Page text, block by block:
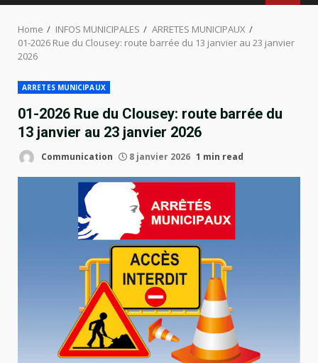
Home INFOS MUNICIPALES
ARRETES MUNICIPAUX
01-2026 Rue du Clousey: route barrée du 13 janvier au 23 janvier
2026
ARRETES MUNICIPAUX
01-2026 Rue du Clousey: route barrée du
13 janvier au 23 janvier 2026
Communication 8 janvier 2026 1 min read